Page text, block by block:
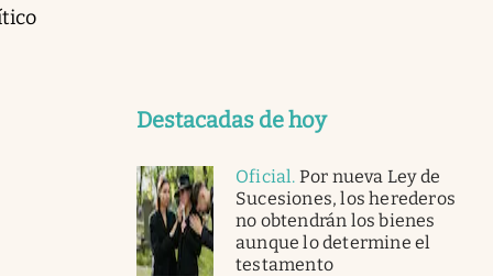
Destacadas de hoy
Oficial. Por nueva Ley de
Sucesiones, los herederos
no obtendrán los bienes
aunque lo determine el
testamento